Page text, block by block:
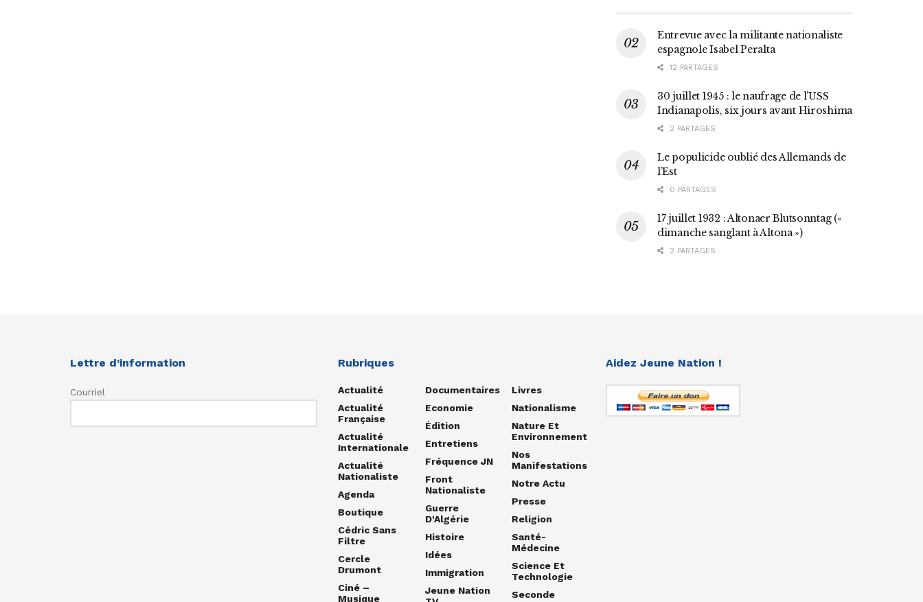
Entrevue avec la militante nationaliste
espagnole Isabel Peralta
12 PARTAGES
30 juillet 1945 : le naufrage de l’USS
Indianapolis, six jours avant Hiroshima
2 PARTAGES
Le populicide oublié des Allemands de
l’Est
0 PARTAGES
17 juillet 1932 : Altonaer Blutsonntag («
dimanche sanglant à Altona »)
2 PARTAGES
Lettre d’information
Courriel
Rubriques
Actualité
Actualité
Française
Actualité
Internationale
Actualité
Nationaliste
Agenda
Boutique
Cédric Sans
Filtre
Cercle
Drumont
Ciné –
Musique
Documentaires
Economie
Édition
Entretiens
Fréquence JN
Front
Nationaliste
Guerre
D'Algérie
Histoire
Idées
Immigration
Jeune Nation
Livres
Nationalisme
Nature Et
Environnement
Nos
Manifestations
Notre Actu
Presse
Religion
Santé-
Médecine
Science Et
Technologie
Seconde
Aidez Jeune Nation !